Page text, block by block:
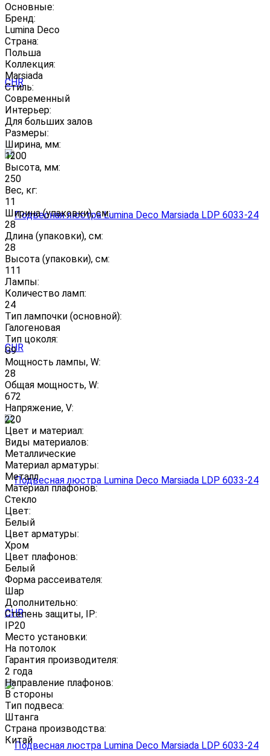
Основные:
Бренд:
Lumina Deco
Страна:
Польша
Коллекция:
Marsiada
Стиль:
Современный
Интерьер:
Для больших залов
Размеры:
Ширина, мм:
1200
Высота, мм:
250
Вес, кг:
11
Ширина (упаковки), см:
28
Длина (упаковки), см:
28
Высота (упаковки), см:
111
Лампы:
Количество ламп:
24
Тип лампочки (основной):
Галогеновая
Тип цоколя:
G9
Мощность лампы, W:
28
Общая мощность, W:
672
Напряжение, V:
220
Цвет и материал:
Виды материалов:
Металлические
Материал арматуры:
Металл
Материал плафонов:
Стекло
Цвет:
Белый
Цвет арматуры:
Хром
Цвет плафонов:
Белый
Форма рассеивателя:
Шар
Дополнительно:
Степень защиты, IP:
IP20
Место установки:
На потолок
Гарантия производителя:
2 года
Направление плафонов:
В стороны
Тип подвеса:
Штанга
Страна производства:
Китай